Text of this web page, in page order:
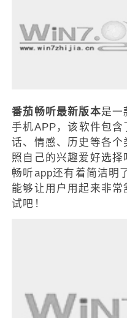
番茄畅听最新版本是一
手机APP，该软件包
话、情感、历史等各
照自己的兴趣爱好选
畅听app还有着简洁明
能够让用户用起来非
试吧！